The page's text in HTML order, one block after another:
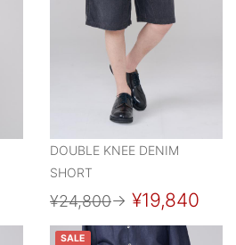
DOUBLE KNEE DENIM
SHORT
¥24,800→ ¥19,840
SALE